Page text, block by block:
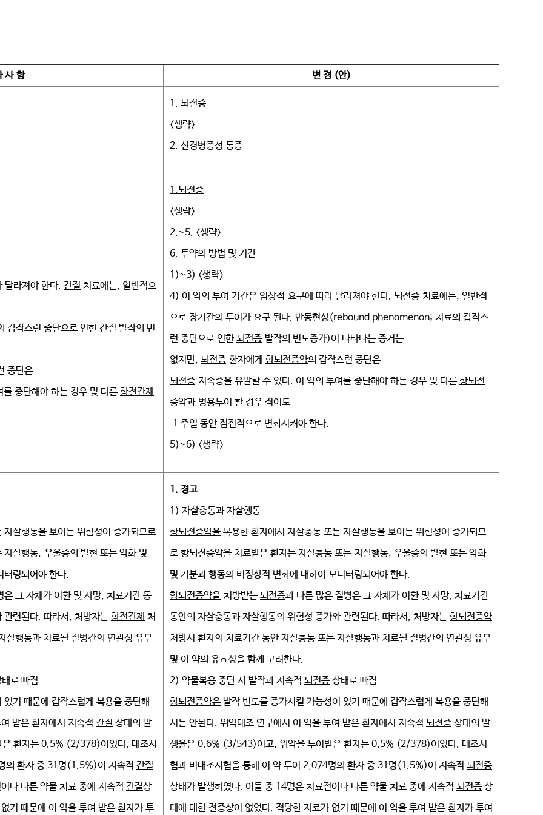
사 항 변 경 (안)
1. 뇌전증
<생략>
2. 신경병증성 통증
달라져야 한다. 간질 치료에는, 일반적으
작스런 중단으로 인한간질 발작의 빈
중단은
중단해야 하는 경우 및 다른항전간제
1.뇌전증
<생략>
2.~5. <생략>
6. 투약의 방법 및 기간
1)~3) <생략>
4) 이 약의 투여 기간은 임상적 요구에 따라 달라져야 한다. 뇌전증치료에는, 일반적
으로 장기간의 투여가 요구 된다. 반동현상(rebound phenomenon; 치료의 갑작스
런 중단으로 인한뇌전증발작의 빈도증가)이 나타나는 증거는
없지만, 뇌전증환자에게 항뇌전증약의 갑작스런 중단은
뇌전증지속증을 유발할 수 있다. 이 약의 투여를 중단해야 하는 경우 및 다른항뇌전
증약과병용투여 할 경우 적어도
1 주일 동안 점진적으로 변화시켜야 한다.
5)~6) <생략>
살행동을 보이는 위험성이 증가되므로
살행동, 우울증의 발현 또는 악화 및
터링되어야 한다.
은 그 자체가 이환 및 사망, 치료기간 동
관련된다. 따라서, 처방자는항전간제 처
살행동과 치료될 질병간의 연관성 유무
로 빠짐
기 때문에 갑작스럽게 복용을 중단해
받은 환자에서 지속적 간질 상태의 발
환자는 0.5% (2/378)이었다. 대조시
의 환자 중 31명(1.5%)이 지속적 간질
나 다른 약물 치료 중에 지속적 간질상
기 때문에 이 약을 투여 받은 환자가 투
1. 경고
1) 자살충동과 자살행동
항뇌전증약을복용한 환자에서 자살충동 또는 자살행동을 보이는 위험성이 증가되므
로 항뇌전증약을치료받은 환자는 자살충동 또는 자살행동, 우울증의 발현 또는 악화
및 기분과 행동의 비정상적 변화에 대하여 모니터링되어야 한다.
항뇌전증약을처방받는뇌전증과 다른 많은 질병은 그 자체가 이환 및 사망, 치료기간
동안의 자살충동과 자살행동의 위험성 증가와 관련된다. 따라서, 처방자는항뇌전증약
처방시 환자의 치료기간 동안 자살충동 또는 자살행동과 치료될 질병간의 연관성 유무
및 이 약의 유효성을 함께 고려한다.
2) 약물복용 중단 시 발작과 지속적 뇌전증상태로 빠짐
항뇌전증약은발작 빈도를 증가시킬 가능성이 있기 때문에 갑작스럽게 복용을 중단해
서는 안된다. 위약대조 연구에서 이 약을 투여 받은 환자에서 지속적 뇌전증상태의 발
생율은 0.6% (3/543)이고, 위약을 투여받은 환자는 0.5% (2/378)이었다. 대조시
험과 비대조시험을 통해 이 약 투여 2,074명의 환자 중 31명(1.5%)이 지속적 뇌전증
상태가 발생하였다. 이들 중 14명은 치료전이나 다른 약물 치료 중에 지속적 뇌전증상
태에 대한 전증상이 없었다. 적당한 자료가 없기 때문에 이 약을 투여 받은 환자가 투여